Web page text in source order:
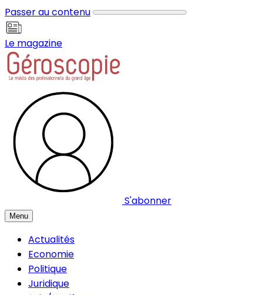
Passer au contenu
Le magazine
S'abonner
Menu
Actualités
Economie
Politique
Juridique
Panneau de gestion des cookies